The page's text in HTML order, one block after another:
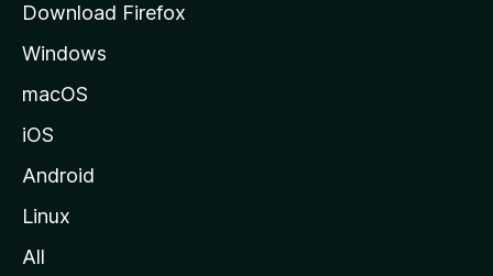
s
i
s
t
l
Download Firefox
Windows
macOS
iOS
Android
Linux
All